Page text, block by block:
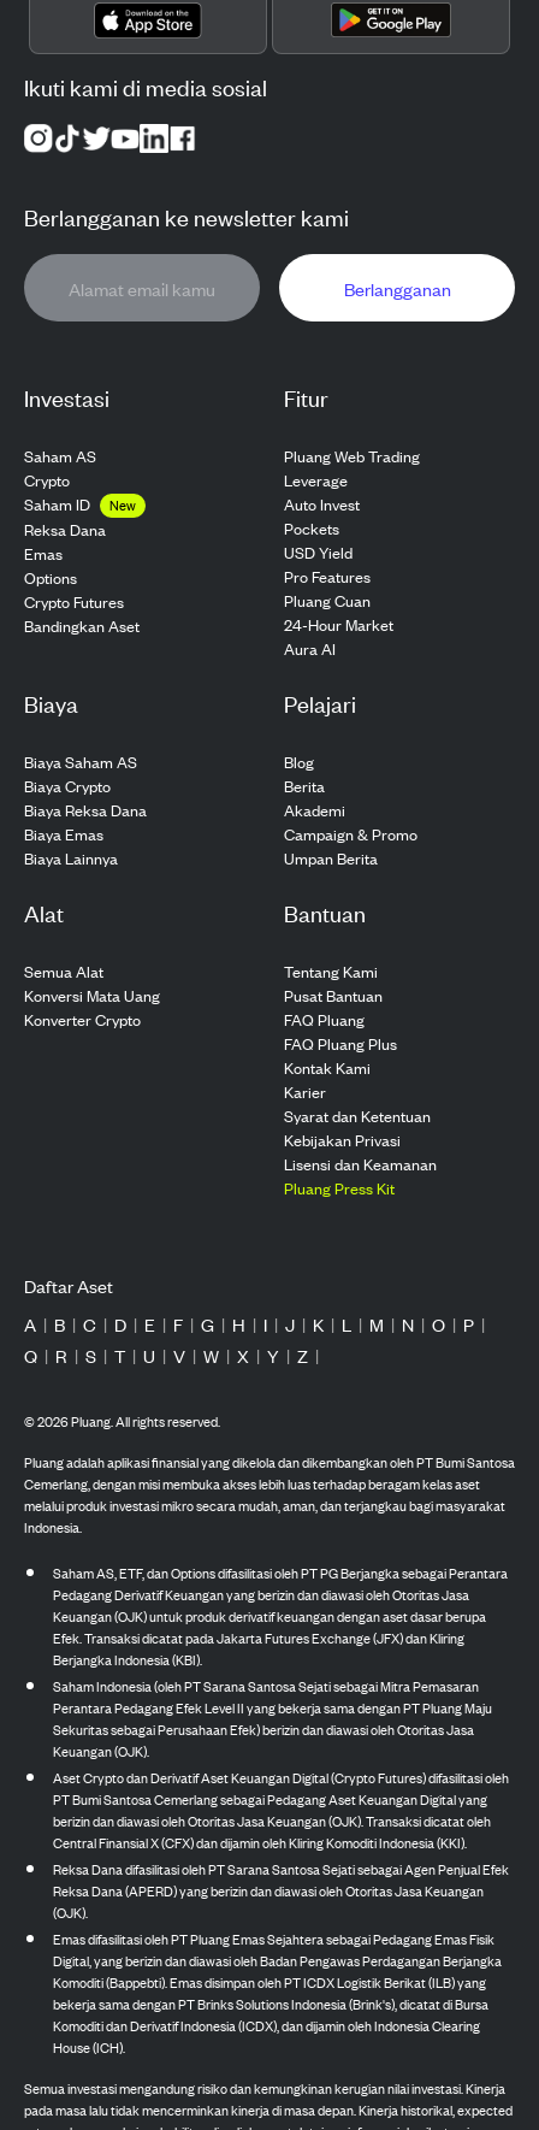
Investasi
Saham AS
Crypto
Saham ID
New
Reksa Dana
Emas
Options
Crypto Futures
Bandingkan Aset
Fitur
Pluang Web Trading
Leverage
Auto Invest
Pockets
USD Yield
Pro Features
Pluang Cuan
24-Hour Market
Aura AI
Biaya
Biaya Saham AS
Biaya Crypto
Biaya Reksa Dana
Biaya Emas
Biaya Lainnya
Pelajari
Blog
Berita
Akademi
Campaign & Promo
Umpan Berita
Alat
Semua Alat
Konversi Mata Uang
Konverter Crypto
Bantuan
Tentang Kami
Pusat Bantuan
FAQ Pluang
FAQ Pluang Plus
Kontak Kami
Karier
Syarat dan Ketentuan
Kebijakan Privasi
Lisensi dan Keamanan
Pluang Press Kit
Ikuti kami di media sosial
Berlangganan ke newsletter kami
Berlangganan
Daftar Aset
A | B | C | D | E | F | G | H | I | J | K | L | M | N | O | P |
Q | R | S | T | U | V | W | X | Y | Z |
©2026Pluang. All rights reserved.
Pluang adalah aplikasi finansial yang dikelola dan dikembangkan oleh PT Bumi Santosa
Cemerlang, dengan misi membuka akses lebih luas terhadap beragam kelas aset
melalui produk investasi mikro secara mudah, aman, dan terjangkau bagi masyarakat
Indonesia.
Saham AS, ETF, dan Options difasilitasi oleh PT PG Berjangka sebagai Perantara
Pedagang Derivatif Keuangan yang berizin dan diawasi oleh Otoritas Jasa
Keuangan (OJK) untuk produk derivatif keuangan dengan aset dasar berupa
Efek. Transaksi dicatat pada Jakarta Futures Exchange (JFX) dan Kliring
Berjangka Indonesia (KBI).
Saham Indonesia (oleh PT Sarana Santosa Sejati sebagai Mitra Pemasaran
Perantara Pedagang Efek Level II yang bekerja sama dengan PT Pluang Maju
Sekuritas sebagai Perusahaan Efek) berizin dan diawasi oleh Otoritas Jasa
Keuangan (OJK).
Aset Crypto dan Derivatif Aset Keuangan Digital (Crypto Futures) difasilitasi oleh
PT Bumi Santosa Cemerlang sebagai Pedagang Aset Keuangan Digital yang
berizin dan diawasi oleh Otoritas Jasa Keuangan (OJK). Transaksi dicatat oleh
Central Finansial X (CFX) dan dijamin oleh Kliring Komoditi Indonesia (KKI).
Reksa Dana difasilitasi oleh PT Sarana Santosa Sejati sebagai Agen Penjual Efek
Reksa Dana (APERD) yang berizin dan diawasi oleh Otoritas Jasa Keuangan
(OJK).
Emas difasilitasi oleh PT Pluang Emas Sejahtera sebagai Pedagang Emas Fisik
Digital, yang berizin dan diawasi oleh Badan Pengawas Perdagangan Berjangka
Komoditi (Bappebti). Emas disimpan oleh PT ICDX Logistik Berikat (ILB) yang
bekerja sama dengan PT Brinks Solutions Indonesia (Brink's), dicatat di Bursa
Komoditi dan Derivatif Indonesia (ICDX), dan dijamin oleh Indonesia Clearing
House (ICH).
Semua investasi mengandung risiko dan kemungkinan kerugian nilai investasi. Kinerja
pada masa lalu tidak mencerminkan kinerja di masa depan. Kinerja historikal, expected